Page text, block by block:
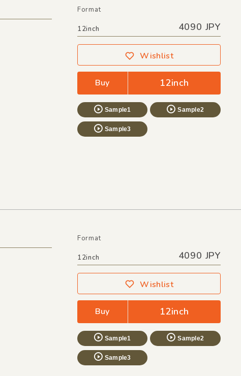
Format
12inch 4090 JPY
Wishlist
Buy 12inch
Sample1 Sample2
Sample3
Format
12inch 4090 JPY
Wishlist
Buy 12inch
Sample1 Sample2
Sample3